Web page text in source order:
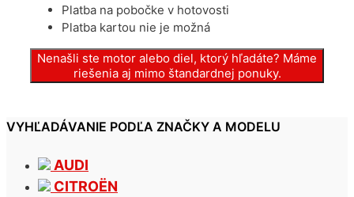
Platba na pobočke v hotovosti
Platba kartou nie je možná
Nenašli ste motor alebo diel, ktorý hľadáte? Máme
riešenia aj mimo štandardnej ponuky.
VYHĽADÁVANIE PODĽA ZNAČKY A MODELU
AUDI
CITROËN